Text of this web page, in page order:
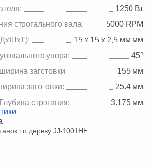
1250 Вт
строгального вала:
5000 RPM
15 х 15 х 2,5 мм мм
упора:
45°
заготовки:
155 мм
заготовки:
25.4 мм
строгания:
3.175 мм
по дереву JJ-1001HH